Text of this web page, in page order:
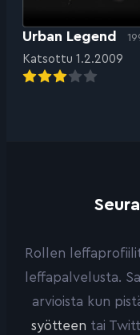
Urban Legend
Katsottu 1.2.2009
Rollen
leffapalvelusta.
arvioista kun
syötteen tai